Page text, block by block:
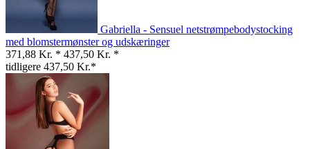
Gabriella - Sensuel netstrømpebodystocking
med blomstermønster og udskæringer
371,88 Kr. * 437,50 Kr. *
tidligere 437,50 Kr.*